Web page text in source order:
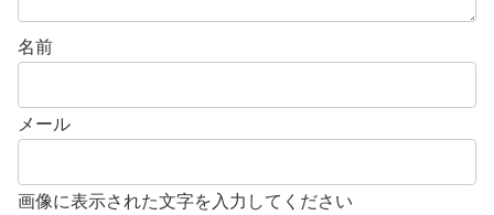
名前
メール
画像に表示された文字を入力してください